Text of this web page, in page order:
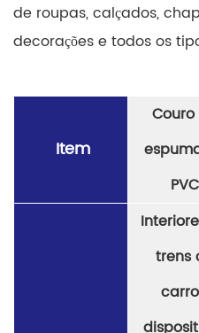
de roupas, calçados,
decorações e todos os
Item
PVC
trens